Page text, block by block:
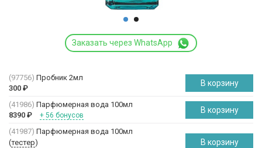
Заказать через WhatsApp
(97756) Пробник 2мл
300 ₽
В корзину
(41986) Парфюмерная вода 100мл
8390 ₽ + 56 бонусов
В корзину
(41987) Парфюмерная вода 100мл
(тестер)
В корзину